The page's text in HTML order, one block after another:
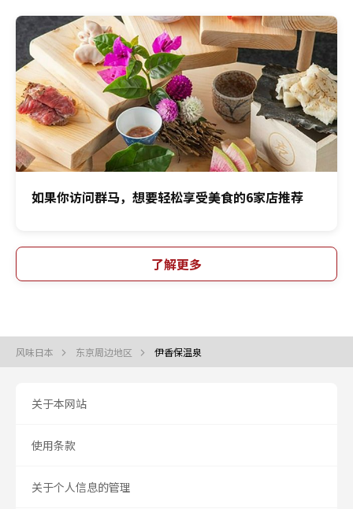
如果你访问群马，想要轻松享受美食的6家店推荐
了解更多
风味日本 东京周边地区 伊香保温泉
关于本网站
使用条款
关于个人信息的管理